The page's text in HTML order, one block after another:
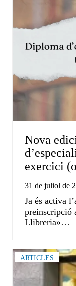
Nova
exercici
31 de juliol de
Ja és activa
preinscripció
Llibreria»…
ARTICLES